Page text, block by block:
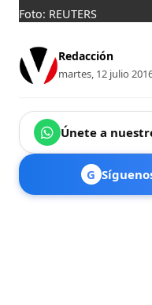
Foto: REUTERS
Redacción
martes, 12 julio
Únete a
G